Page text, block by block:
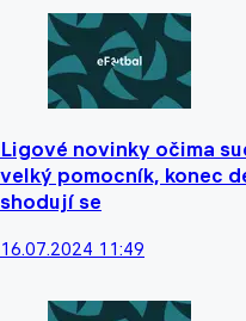
Ligové novinky očima
velký pomocník, konec
shodují se
16.07.2024 11:49